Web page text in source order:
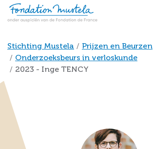
Skip to main content
Breadcrumb
Stichting Mustela
Prijzen en Beurzen
Onderzoeksbeurs in verloskunde
2023 - Inge TENCY